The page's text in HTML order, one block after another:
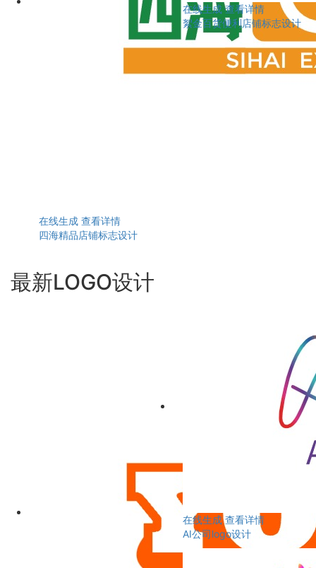
在线生成 查看详情
四海精品店铺标志设计
在线生成 查看详情
絮金百货便利店铺标志设计
最新LOGO设计
在线生成 查看详情
AI公司logo设计